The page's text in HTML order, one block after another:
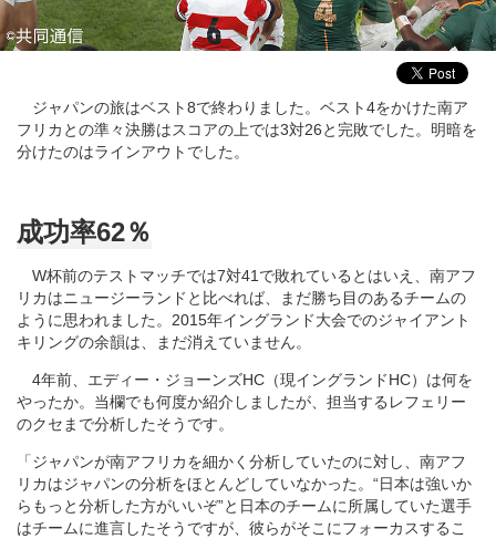
ジャパンの旅はベスト8で終わりました。ベスト4をかけた南ア
フリカとの準々決勝はスコアの上では3対26と完敗でした。明暗を
分けたのはラインアウトでした。
成功率62％
W杯前のテストマッチでは7対41で敗れているとはいえ、南アフ
リカはニュージーランドと比べれば、まだ勝ち目のあるチームの
ように思われました。2015年イングランド大会でのジャイアント
キリングの余韻は、まだ消えていません。
4年前、エディー・ジョーンズHC（現イングランドHC）は何を
やったか。当欄でも何度か紹介しましたが、担当するレフェリー
のクセまで分析したそうです。
「ジャパンが南アフリカを細かく分析していたのに対し、南アフ
リカはジャパンの分析をほとんどしていなかった。“日本は強いか
らもっと分析した方がいいぞ”と日本のチームに所属していた選手
はチームに進言したそうですが、彼らがそこにフォーカスするこ